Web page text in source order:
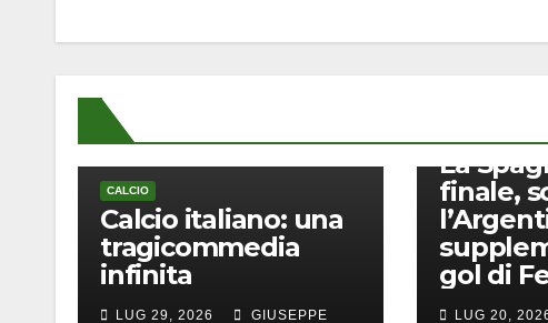
CALCIO
Calcio italiano: una
tragicommedia
infinita
LUG 29, 2026 GIUSEPPE
La
finale,
gol di
LUG 20,